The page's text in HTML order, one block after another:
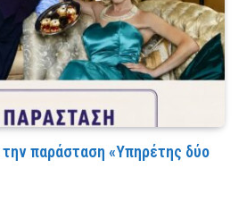
την παράσταση «Υπηρέτης δύο